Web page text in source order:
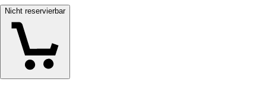
Nicht reservierbar